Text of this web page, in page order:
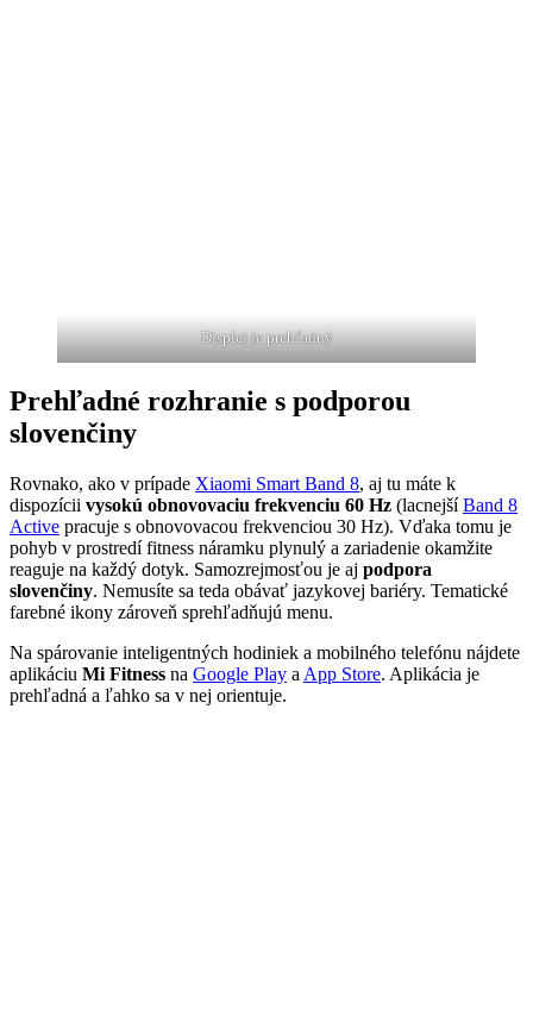
Displej je prehľadný
Prehľadné rozhranie s podporou
slovenčiny
Rovnako, ako v prípade Xiaomi Smart Band 8, aj tu máte k
dispozícii vysokú obnovovaciu frekvenciu 60 Hz (lacnejšíBand 8
Active pracuje s obnovovacou frekvenciou 30 Hz). Vďaka tomu je
pohyb v prostredí fitness náramku plynulý a zariadenie okamžite
reaguje na každý dotyk. Samozrejmosťou je aj podpora
slovenčiny. Nemusíte sa teda obávať jazykovej bariéry. Tematické
farebné ikony zároveň sprehľadňujú menu.
Na spárovanie inteligentných hodiniek a mobilného telefónu nájdete
aplikáciu Mi Fitness na Google Play a App Store. Aplikácia je
prehľadná a ľahko sa v nej orientuje.